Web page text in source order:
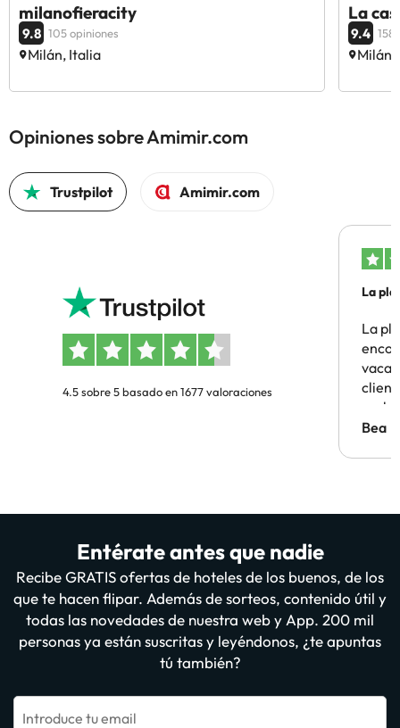
milanofieracity
9.8 105 opiniones
Milán, Italia
La
9.4 158
Milán,
Opiniones sobre Amimir.com
Trustpilot Amimir.com
4.5 sobre 5 basado en 1677 valoraciones
La
La
Bea
Entérate antes que nadie
Recibe GRATIS ofertas de hoteles de los buenos, de los
que te hacen flipar. Además de sorteos, contenido útil y
todas las novedades de nuestra web y App. 200 mil
personas ya están suscritas y leyéndonos, ¿te apuntas
tú también?
Introduce tu email